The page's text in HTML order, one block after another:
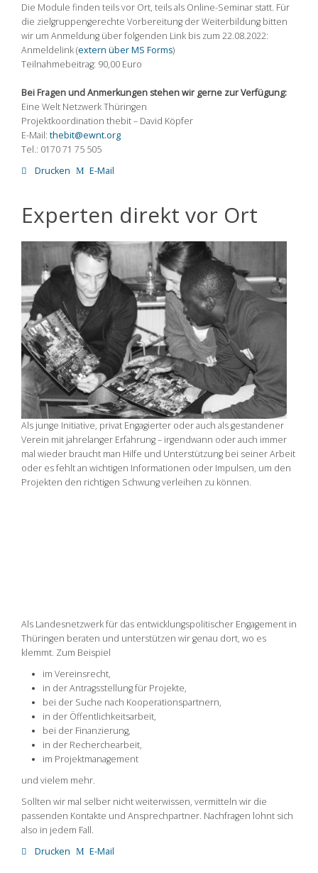
Die Module finden teils vor Ort, teils als Online-Seminar statt. Für
die zielgruppengerechte Vorbereitung der Weiterbildung bitten
wir um Anmeldung über folgenden Link bis zum 22.08.2022:
Anmeldelink (extern über MS Forms)
Teilnahmebeitrag: 90,00 Euro
Bei Fragen und Anmerkungen stehen wir gerne zur Verfügung:
Eine Welt Netzwerk Thüringen
Projektkoordination thebit – David Köpfer
E-Mail: thebit@ewnt.org
Tel.: 0170 71 75 505
Drucken
E-Mail
Experten direkt vor Ort
Als junge Initiative, privat Engagierter oder auch als gestandener
Verein mit jahrelanger Erfahrung – irgendwann oder auch immer
mal wieder braucht man Hilfe und Unterstützung bei seiner Arbeit
oder es fehlt an wichtigen Informationen oder Impulsen, um den
Projekten den richtigen Schwung verleihen zu können.
Als Landesnetzwerk für das entwicklungspolitischer Engagement in
Thüringen beraten und unterstützen wir genau dort, wo es
klemmt. Zum Beispiel
im Vereinsrecht,
in der Antragsstellung für Projekte,
bei der Suche nach Kooperationspartnern,
in der Öffentlichkeitsarbeit,
bei der Finanzierung,
in der Recherchearbeit,
im Projektmanagement
und vielem mehr.
Sollten wir mal selber nicht weiterwissen, vermitteln wir die
passenden Kontakte und Ansprechpartner. Nachfragen lohnt sich
also in jedem Fall.
Drucken
E-Mail